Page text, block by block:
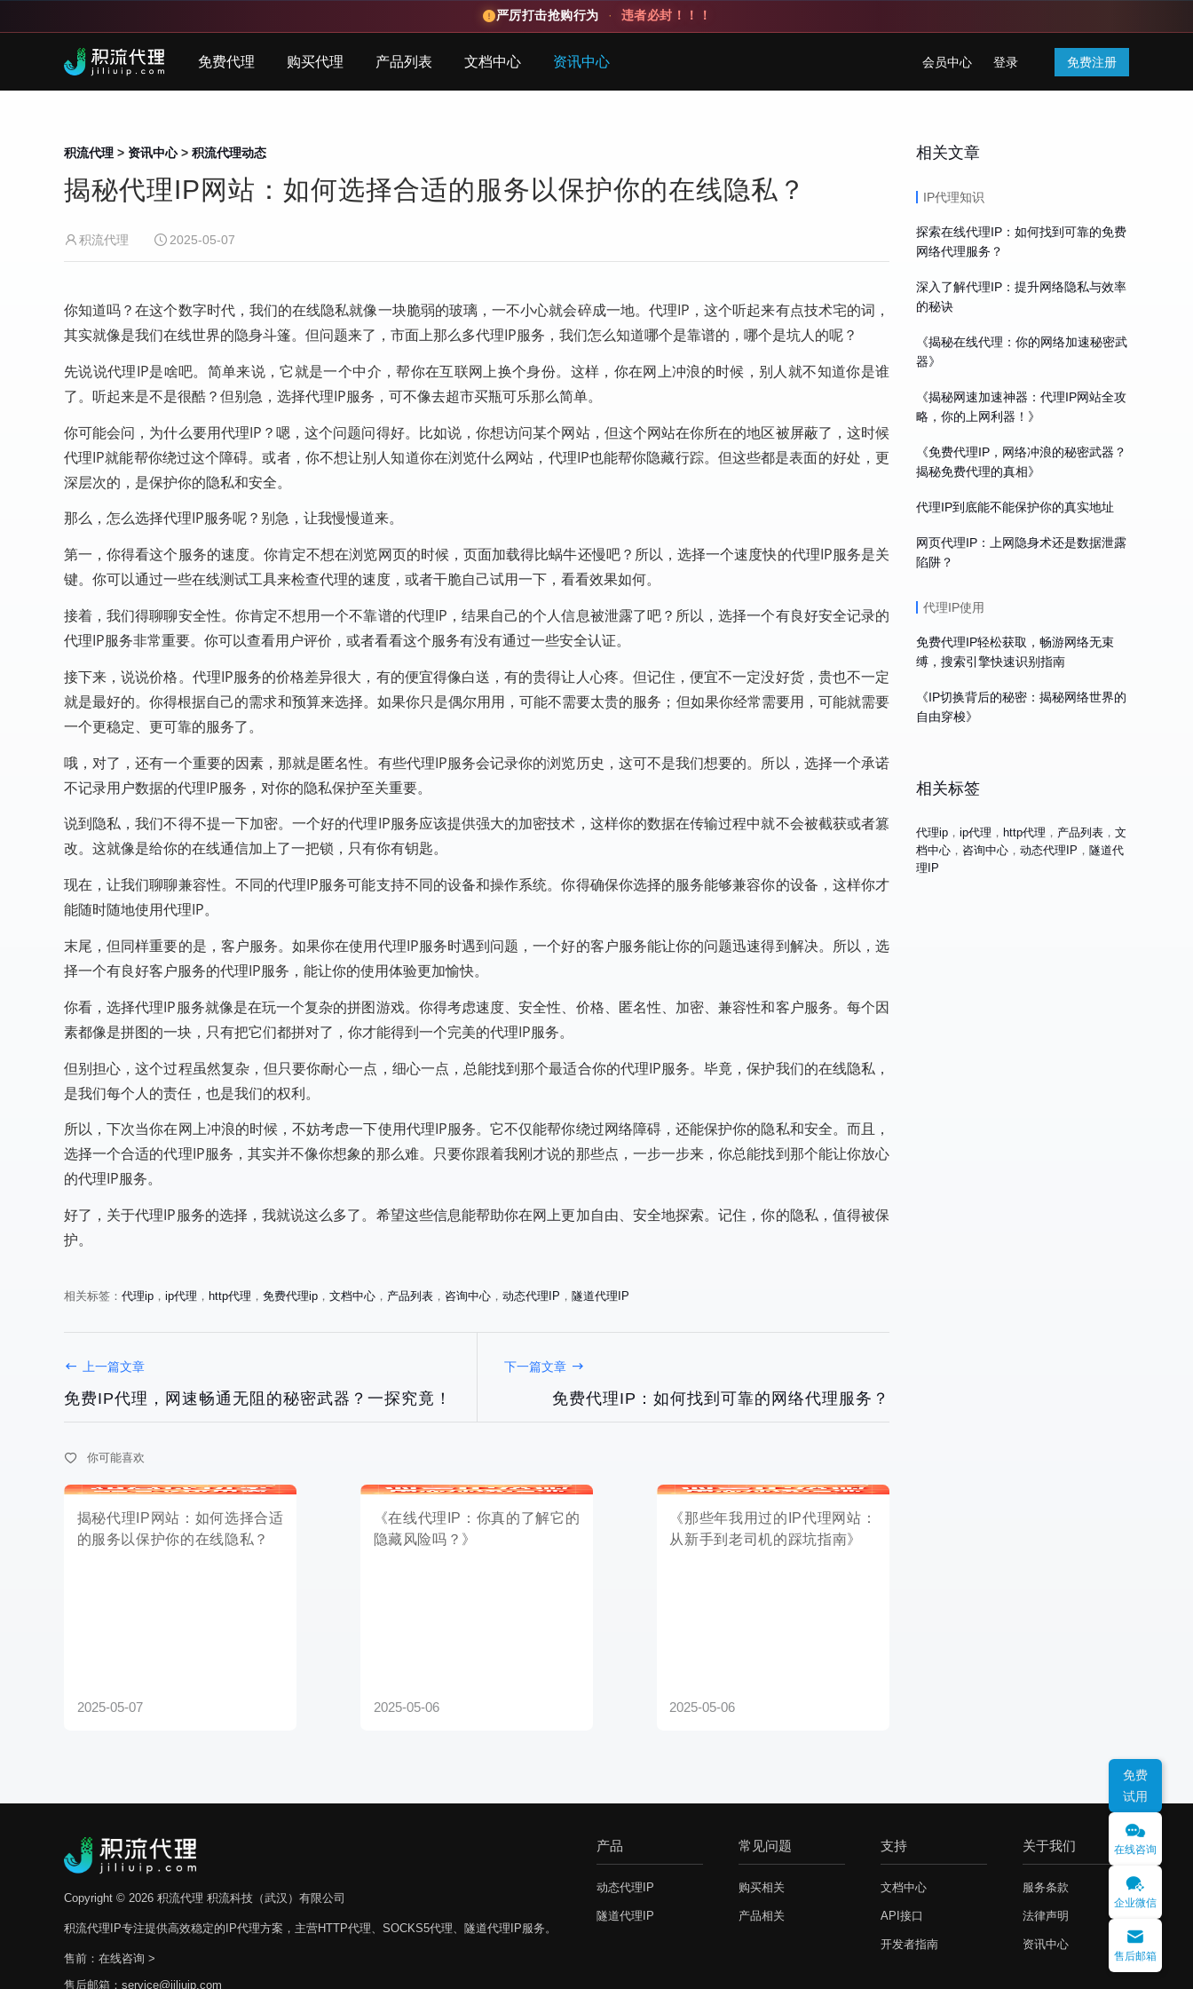
严厉打击抢购行为 · 违者必封！！！
免费代理 购买代理 产品列表 文档中心 资讯中心 会员中心 登录 免费注册
积流代理 > 资讯中心> 积流代理动态
揭秘代理IP网站：如何选择合适的服务以保护你的在线隐私？
积流代理 2025-05-07
你知道吗？在这个数字时代，我们的在线隐私就像一块脆弱的玻璃，一不小心就会碎成一地。代理IP，这个听起来有点技术宅的词，
其实就像是我们在线世界的隐身斗篷。但问题来了，市面上那么多代理IP服务，我们怎么知道哪个是靠谱的，哪个是坑人的呢？
先说说代理IP是啥吧。简单来说，它就是一个中介，帮你在互联网上换个身份。这样，你在网上冲浪的时候，别人就不知道你是谁
了。听起来是不是很酷？但别急，选择代理IP服务，可不像去超市买瓶可乐那么简单。
你可能会问，为什么要用代理IP？嗯，这个问题问得好。比如说，你想访问某个网站，但这个网站在你所在的地区被屏蔽了，这时候
代理IP就能帮你绕过这个障碍。或者，你不想让别人知道你在浏览什么网站，代理IP也能帮你隐藏行踪。但这些都是表面的好处，更
深层次的，是保护你的隐私和安全。
那么，怎么选择代理IP服务呢？别急，让我慢慢道来。
第一，你得看这个服务的速度。你肯定不想在浏览网页的时候，页面加载得比蜗牛还慢吧？所以，选择一个速度快的代理IP服务是关
键。你可以通过一些在线测试工具来检查代理的速度，或者干脆自己试用一下，看看效果如何。
接着，我们得聊聊安全性。你肯定不想用一个不靠谱的代理IP，结果自己的个人信息被泄露了吧？所以，选择一个有良好安全记录的
代理IP服务非常重要。你可以查看用户评价，或者看看这个服务有没有通过一些安全认证。
接下来，说说价格。代理IP服务的价格差异很大，有的便宜得像白送，有的贵得让人心疼。但记住，便宜不一定没好货，贵也不一定
就是最好的。你得根据自己的需求和预算来选择。如果你只是偶尔用用，可能不需要太贵的服务；但如果你经常需要用，可能就需要
一个更稳定、更可靠的服务了。
哦，对了，还有一个重要的因素，那就是匿名性。有些代理IP服务会记录你的浏览历史，这可不是我们想要的。所以，选择一个承诺
不记录用户数据的代理IP服务，对你的隐私保护至关重要。
说到隐私，我们不得不提一下加密。一个好的代理IP服务应该提供强大的加密技术，这样你的数据在传输过程中就不会被截获或者篡
改。这就像是给你的在线通信加上了一把锁，只有你有钥匙。
现在，让我们聊聊兼容性。不同的代理IP服务可能支持不同的设备和操作系统。你得确保你选择的服务能够兼容你的设备，这样你才
能随时随地使用代理IP。
末尾，但同样重要的是，客户服务。如果你在使用代理IP服务时遇到问题，一个好的客户服务能让你的问题迅速得到解决。所以，选
择一个有良好客户服务的代理IP服务，能让你的使用体验更加愉快。
你看，选择代理IP服务就像是在玩一个复杂的拼图游戏。你得考虑速度、安全性、价格、匿名性、加密、兼容性和客户服务。每个因
素都像是拼图的一块，只有把它们都拼对了，你才能得到一个完美的代理IP服务。
但别担心，这个过程虽然复杂，但只要你耐心一点，细心一点，总能找到那个最适合你的代理IP服务。毕竟，保护我们的在线隐私，
是我们每个人的责任，也是我们的权利。
所以，下次当你在网上冲浪的时候，不妨考虑一下使用代理IP服务。它不仅能帮你绕过网络障碍，还能保护你的隐私和安全。而且，
选择一个合适的代理IP服务，其实并不像你想象的那么难。只要你跟着我刚才说的那些点，一步一步来，你总能找到那个能让你放心
的代理IP服务。
好了，关于代理IP服务的选择，我就说这么多了。希望这些信息能帮助你在网上更加自由、安全地探索。记住，你的隐私，值得被保
护。
相关标签： 代理ip ， ip代理 ， http代理 ， 免费代理ip ， 文档中心 ， 产品列表 ， 咨询中心 ， 动态代理IP ， 隧道代理IP
上一篇文章
免费IP代理，网速畅通无阻的秘密武器？一探究竟！
下一篇文章
免费代理IP：如何找到可靠的网络代理服务？
你可能喜欢
的服务以保护你的在线隐私？
2025-05-07 2025-05-06
相关文章
IP代理知识
探索在线代理IP：如何找到可靠的免费
网络代理服务？
深入了解代理IP：提升网络隐私与效率
的秘诀
《揭秘在线代理：你的网络加速秘密武
器》
《揭秘网速加速神器：代理IP网站全攻
略，你的上网利器！》
《免费代理IP，网络冲浪的秘密武器？
揭秘免费代理的真相》
代理IP到底能不能保护你的真实地址
网页代理IP：上网隐身术还是数据泄露
陷阱？
代理IP使用
免费代理IP轻松获取，畅游网络无束
缚，搜索引擎快速识别指南
《IP切换背后的秘密：揭秘网络世界的
自由穿梭》
相关标签
代理ip ， ip代理 ， http代理 ， 产品列表 ， 文
档中心 ， 咨询中心 ， 动态代理IP ， 隧道代
理IP
Copyright © 2026 积流代理 积流科技（武汉）有限公司
积流代理IP专注提供高效稳定的IP代理方案，主营HTTP代理、SOCKS5代理、隧道代理IP服务。
售前： 在线咨询 >
售后邮箱：service@jiliuip.com
产品
动态代理IP
隧道代理IP
常见问题
购买相关
产品相关
支持
文档中心
API接口
开发者指南
关于我们
服务条款
法律声明
资讯中心
免费
试用
在线咨询
企业微信
售后邮箱